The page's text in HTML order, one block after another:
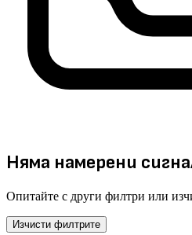
Няма намерени
Опитайте с други филтри или
Изчисти филтрите